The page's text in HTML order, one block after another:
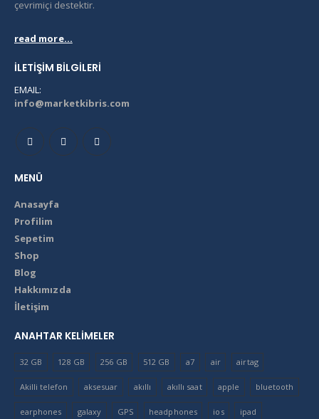
çevrimiçi destektir.
read more...
İLETIŞIM BILGILERI
EMAIL:
info@marketkibris.com
MENÜ
Anasayfa
Profilim
Sepetim
Shop
Blog
Hakkımızda
İletişim
ANAHTAR KELIMELER
32 GB 128 GB 256 GB 512 GB a7 air airtag
Akilli telefon aksesuar akıllı akıllı saat apple bluetooth
earphones galaxy GPS headphones ios ipad